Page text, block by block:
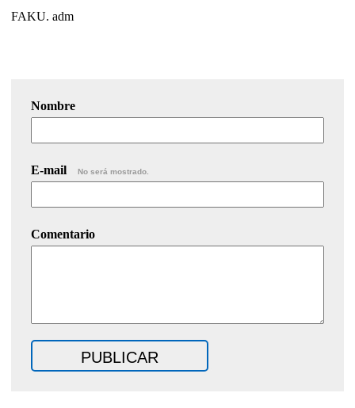
FAKU. adm
Nombre
E-mail No será mostrado.
Comentario